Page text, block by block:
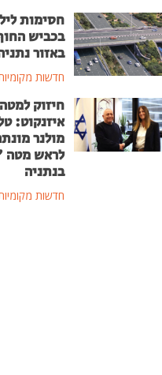
חסימות
בכביש
באזור
חדשות
חיזוק למטה
איזנקוט:
מולנר
לראש
בנתניה
חדשות